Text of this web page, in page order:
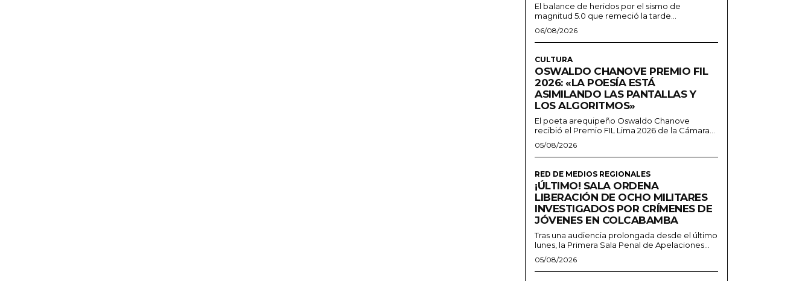
El balance de heridos por el sismo de
magnitud 5.0 que remeció la tarde...
06/08/2026
CULTURA
OSWALDO CHANOVE PREMIO FIL
2026: «LA POESÍA ESTÁ
ASIMILANDO LAS PANTALLAS Y
LOS ALGORITMOS»
El poeta arequipeño Oswaldo Chanove
recibió el Premio FIL Lima 2026 de la Cámara...
05/08/2026
RED DE MEDIOS REGIONALES
¡ÚLTIMO! SALA ORDENA
LIBERACIÓN DE OCHO MILITARES
INVESTIGADOS POR CRÍMENES DE
JÓVENES EN COLCABAMBA
Tras una audiencia prolongada desde el último
lunes, la Primera Sala Penal de Apelaciones...
05/08/2026